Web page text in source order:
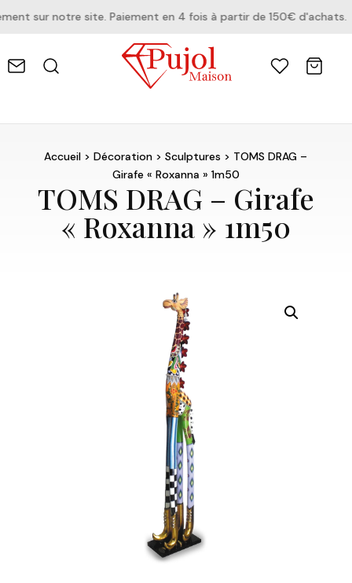
sur notre site. Paiement en 4 fois à partir de 150€ d'achats.
Accueil >Décoration >Sculptures > TOMS DRAG –
Girafe « Roxanna » 1m50
TOMS DRAG – Girafe
« Roxanna » 1m50